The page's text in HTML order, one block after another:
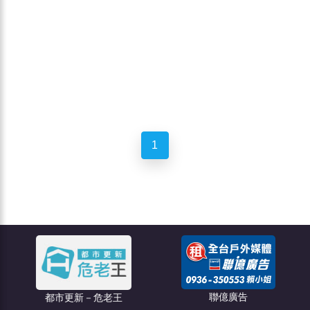
1
都市更新－危老王 聯億廣告